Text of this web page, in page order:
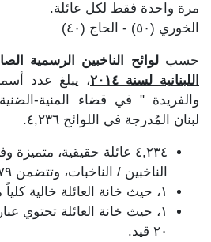
مرة واحدة فقط لكل عائلة.
الخوري (٥٠) - الحاج (٤٠)
حسبلوائح الناخبين الرسمية
اللبنانية لسنة ٢٠١٤
، يبلغ عدد
والفريدة " في قضاء المنية-
لبنان المُدرجة في اللوائح ٤,٢٣٦.
٤,٢٣٤ عائلة حقيقية،
الناخبين / الناخبات، وتتضمن ١٠٩,٥٧٩ قيد.
١، حيث خانة العائلة خالية كلياً ما مجموعه، ٤٠٥ قيد.
١، حيث خانة العائلة تحتوي
٢٠ قيد.